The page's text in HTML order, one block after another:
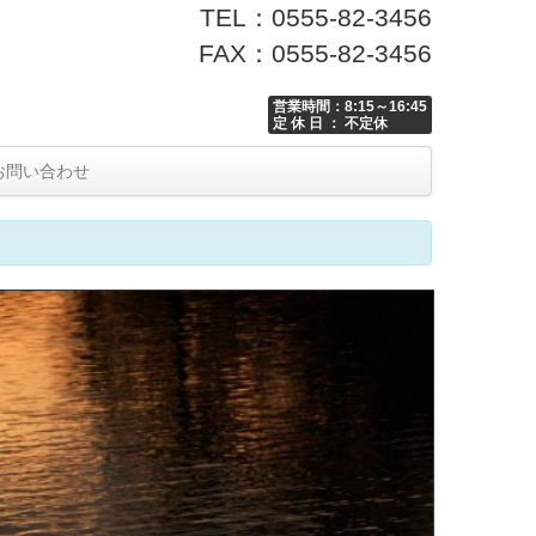
TEL：0555-82-3456
FAX：0555-82-3456
営業時間：8:15～16:45
定 休 日 ： 不定休
い合わせ